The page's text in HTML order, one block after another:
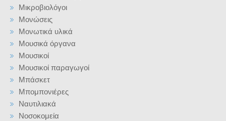
Μικροβιολόγοι
Μονώσεις
Μονωτικά υλικά
Μουσικά όργανα
Μουσικοί
Μουσικοί παραγωγοί
Μπάσκετ
Μπομπονιέρες
Ναυτιλιακά
Νοσοκομεία